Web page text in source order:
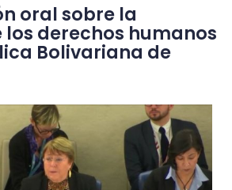
oral sobre la
derechos humanos
Bolivariana de